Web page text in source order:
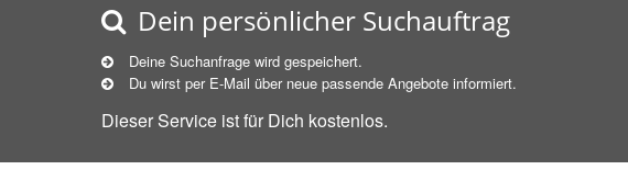
Dein persönlicher Suchauftrag
Deine Suchanfrage wird gespeichert.
Du wirst per E-Mail über neue passende Angebote informiert.
Dieser Service ist für Dich kostenlos.